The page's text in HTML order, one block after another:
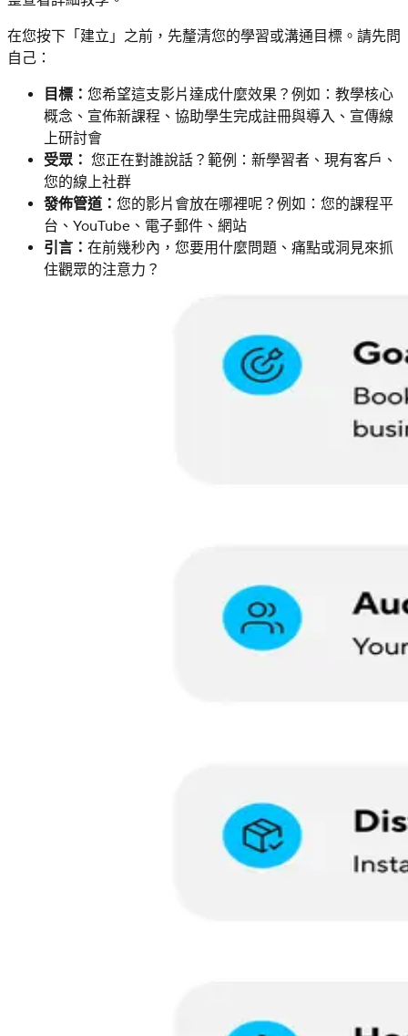
在您按下「建立」之前，先釐清您的學習或溝通目標。請先問
自己：
目標： 您希望這支影片達成什麼效果？例如：教學核心
概念、宣佈新課程、協助學生完成註冊與導入、宣傳線
上研討會
受眾： 您正在對誰說話？範例：新學習者、現有客戶、
您的線上社群
發佈管道： 您的影片會放在哪裡呢？例如：您的課程平
台、YouTube、電子郵件、網站
引言： 在前幾秒內，您要用什麼問題、痛點或洞見來抓
住觀眾的注意力？